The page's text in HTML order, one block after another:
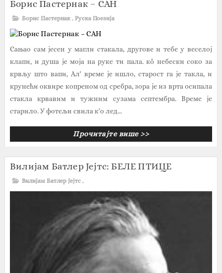
Борис Пастернак – САН
Борис Пастернак , Руска Поезија
Сањао сам јесен у магли стакала, другове и тебе у веселој
клапи, и душа је моја на руке ти пала. кô небески соко за
крвљу што вапи, Ал' време је ишло, старост га је такла, и
крунећи оквире копреном од сребра, зора је из врта осипала
стакла крвавим и тужним сузама септембра. Време је
старило. У фотељи свила к'о лед...
Прочитајте више >>
Вилијам Батлер Јејтс: БЕЛЕ ПТИЦЕ
Вилијам Батлер Јејтс ,